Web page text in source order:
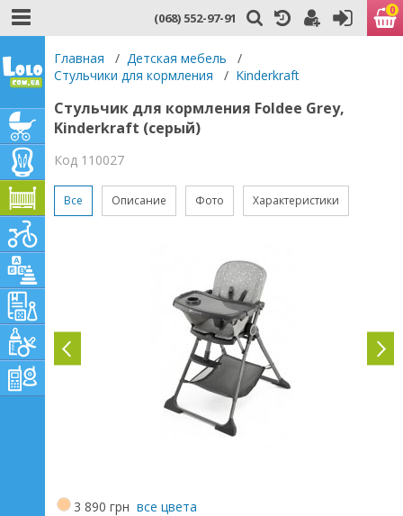
(068) 552-97-91 0
Главная / Детская мебель
/
Стульчики для кормления
/ Kinderkraft
Стульчик для кормления Foldee Grey,
Kinderkraft (серый)
Код 110027
Все Описание Фото Характеристики
3 890 грн все цвета